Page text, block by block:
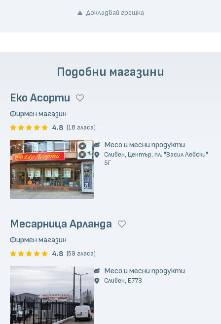
Докладвай грешка
Подобни магазини
Еко Асорти
Фирмен магазин
4.8 (18 гласа)
Месо и месни продукти
Сливен, Център, пл. "Васил Левски"
5Г
Месарница Арланда
Фирмен магазин
4.8 (59 гласа)
Месо и месни продукти
Сливен, E773